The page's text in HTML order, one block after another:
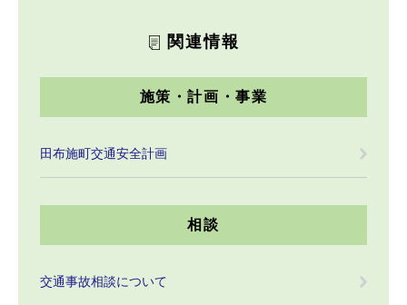
関連情報
施策・計画・事業
田布施町交通安全計画
相談
交通事故相談について